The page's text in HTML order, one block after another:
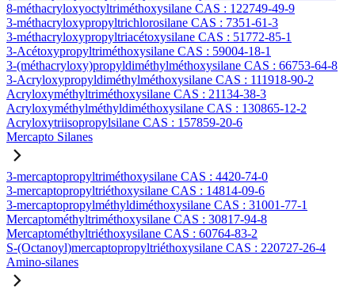
8-méthacryloxyoctyltriméthoxysilane CAS : 122749-49-9
3-méthacryloxypropyltrichlorosilane CAS : 7351-61-3
3-méthacryloxypropyltriacétoxysilane CAS : 51772-85-1
3-Acétoxypropyltriméthoxysilane CAS : 59004-18-1
3-(méthacryloxy)propyldiméthylméthoxysilane CAS : 66753-64-8
3-Acryloxypropyldiméthylméthoxysilane CAS : 111918-90-2
Acryloxyméthyltriméthoxysilane CAS : 21134-38-3
Acryloxyméthylméthyldiméthoxysilane CAS : 130865-12-2
Acryloxytriisopropylsilane CAS : 157859-20-6
Mercapto Silanes
3-mercaptopropyltriméthoxysilane CAS : 4420-74-0
3-mercaptopropyltriéthoxysilane CAS : 14814-09-6
3-mercaptopropylméthyldiméthoxysilane CAS : 31001-77-1
Mercaptométhyltriméthoxysilane CAS : 30817-94-8
Mercaptométhyltriéthoxysilane CAS : 60764-83-2
S-(Octanoyl)mercaptopropyltriéthoxysilane CAS : 220727-26-4
Amino-silanes